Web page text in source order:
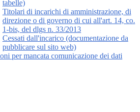
tabelle)
Titolari di incarichi di amministrazione, di
direzione o di governo di cui all'art. 14, co.
1-bis, del dlgs n. 33/2013
Cessati dall'incarico (documentazione da
pubblicare sul sito web)
per mancata comunicazione dei dati